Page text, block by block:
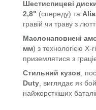
Шестиспицеві
2,8" (спереду) та
гравій чи траву з
Маслонаповнені
мм) з технологією
приземлятися з
Стильний кузов,
Duty, виглядає як
найжорсткіших